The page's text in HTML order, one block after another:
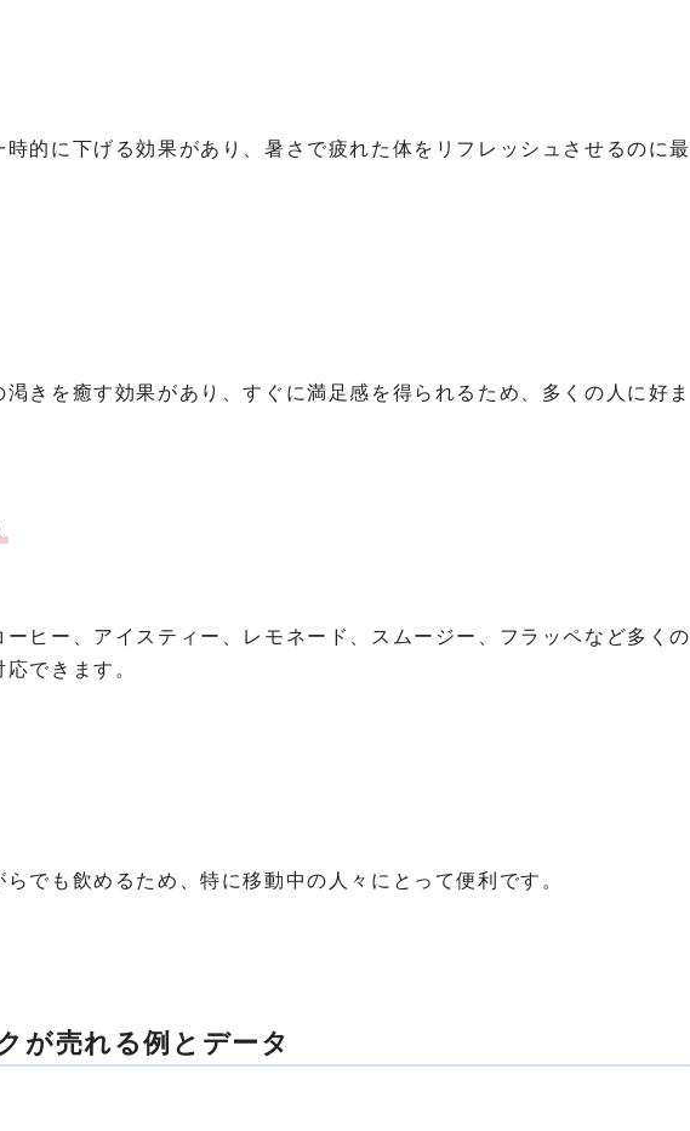
的に下げる効果があり、暑さで疲れた体をリフレッシュさせるのに最
きを癒す効果があり、すぐに満足感を得られるため、多くの人に好ま
ヒー、アイスティー、レモネード、スムージー、フラッペなど多くの
できます。
でも飲めるため、特に移動中の人々にとって便利です。
が売れる例とデータ